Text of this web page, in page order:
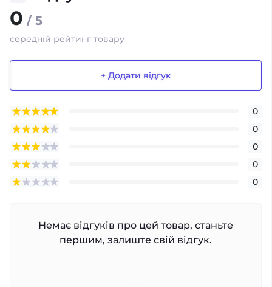
0 / 5
середній рейтинг товару
+ Додати відгук
0
0
0
0
0
Немає відгуків про цей товар, станьте
першим, залиште свій відгук.